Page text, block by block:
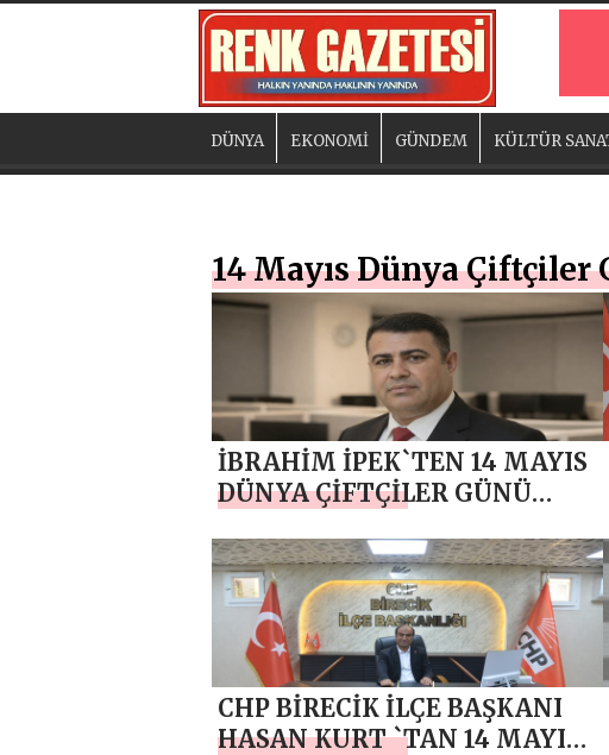
DÜNYA EKONOMİ GÜNDEM KÜLTÜR
14 Mayıs Dünya Çiftçiler
İBRAHİM İPEK`TEN 14 MAYIS
DÜNYA ÇİFTÇİLER GÜNÜ
CHP BİRECİK İLÇE BAŞKANI
HASAN KURT `TAN 14 MAYIS